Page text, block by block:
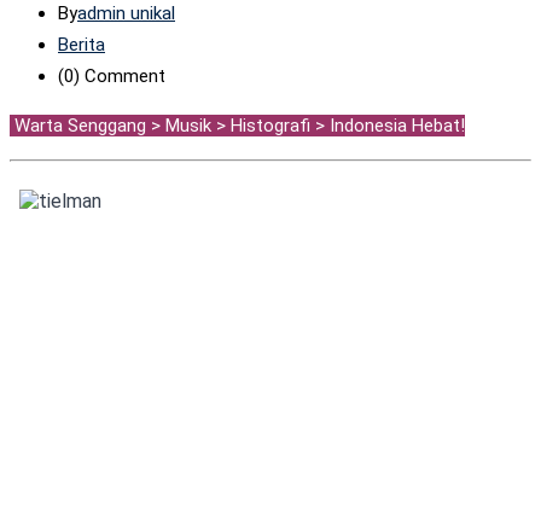
Byadmin unikal
Berita
(0) Comment
Warta Senggang > Musik > Histografi > Indonesia Hebat!